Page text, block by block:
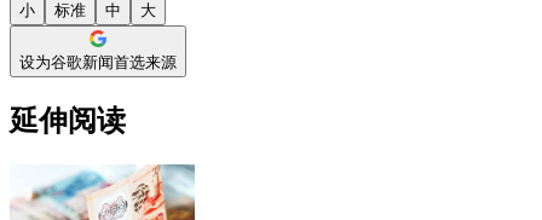
小 标准 中 大
设为谷歌新闻首选来源
延伸阅读